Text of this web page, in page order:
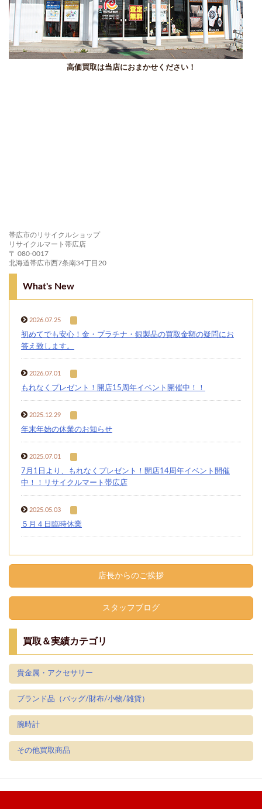
高価買取は当店におまかせください！
帯広市のリサイクルショップ
リサイクルマート帯広店
〒 080-0017
北海道帯広市西7条南34丁目20
What's New
2026.07.25
初めてでも安心！金・プラチナ・銀製品の買取金額の疑問にお
答え致します。
2026.07.01
もれなくプレゼント！開店15周年イベント開催中！！
2025.12.29
年末年始の休業のお知らせ
2025.07.01
7月1日より、もれなくプレゼント！開店14周年イベント開催
中！！リサイクルマート帯広店
2025.05.03
５月４日臨時休業
店長からのご挨拶
スタッフブログ
買取＆実績カテゴリ
貴金属・アクセサリー
ブランド品（バッグ/財布/小物/雑貨）
腕時計
その他買取商品